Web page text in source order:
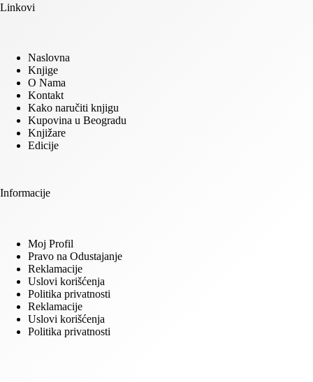
Linkovi
Naslovna
Knjige
O Nama
Kontakt
Kako naručiti knjigu
Kupovina u Beogradu
Knjižare
Edicije
Informacije
Moj Profil
Pravo na Odustajanje
Reklamacije
Uslovi korišćenja
Politika privatnosti
Reklamacije
Uslovi korišćenja
Politika privatnosti